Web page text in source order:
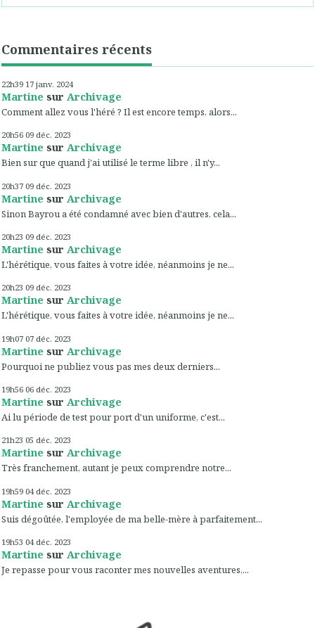
Commentaires récents
22h39 17 janv. 2024
Martine sur Archivage
Comment allez vous l'héré ? Il est encore temps, alors...
20h56 09 déc. 2023
Martine sur Archivage
Bien sur que quand j'ai utilisé le terme libre , il n'y...
20h37 09 déc. 2023
Martine sur Archivage
Sinon Bayrou a été condamné avec bien d'autres, cela...
20h23 09 déc. 2023
Martine sur Archivage
L'hérétique, vous faites à votre idée, néanmoins je ne...
20h23 09 déc. 2023
Martine sur Archivage
L'hérétique, vous faites à votre idée, néanmoins je ne...
19h07 07 déc. 2023
Martine sur Archivage
Pourquoi ne publiez vous pas mes deux derniers...
19h56 06 déc. 2023
Martine sur Archivage
Ai lu période de test pour port d'un uniforme, c'est...
21h23 05 déc. 2023
Martine sur Archivage
Très franchement, autant je peux comprendre notre...
19h59 04 déc. 2023
Martine sur Archivage
Suis dégoûtée, l'employée de ma belle-mère à parfaitement...
19h53 04 déc. 2023
Martine sur Archivage
Je repasse pour vous raconter mes nouvelles aventures,...